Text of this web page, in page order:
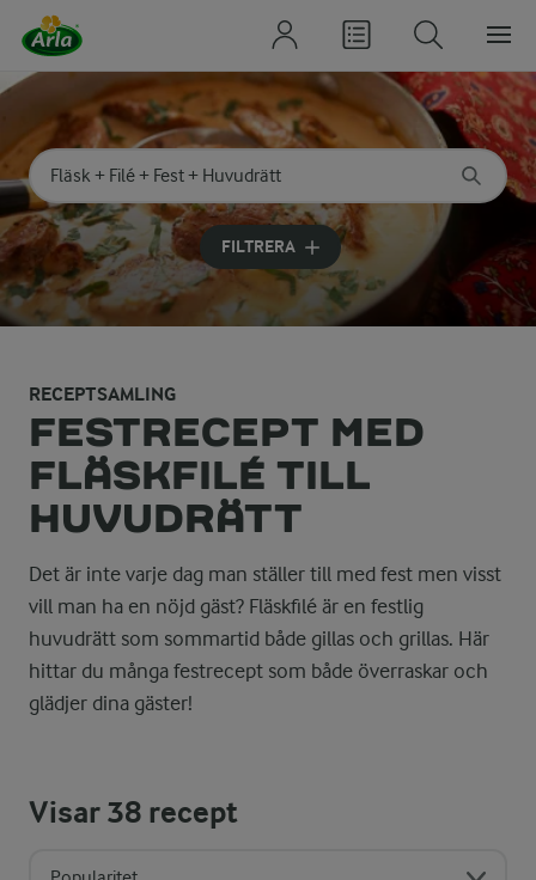
Sök på kategori eller ingrediens
Skriv in sökord för att få förslag
FILTRERA
RECEPTSAMLING
FESTRECEPT MED
FLÄSKFILÉ TILL
HUVUDRÄTT
Det är inte varje dag man ställer till med fest men visst
vill man ha en nöjd gäst? Fläskfilé är en festlig
huvudrätt som sommartid både gillas och grillas. Här
hittar du många festrecept som både överraskar och
glädjer dina gäster!
Visar38 recept